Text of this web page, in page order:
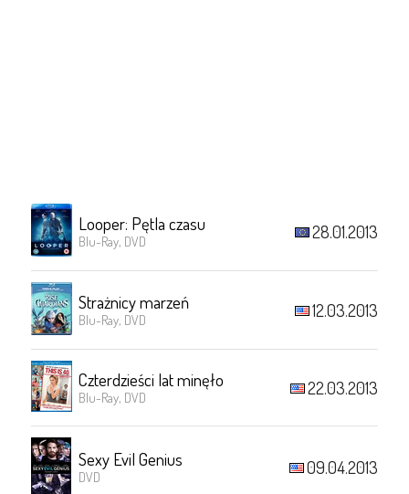
Looper: Pętla czasu
Blu-Ray, DVD 28.01.2013
Strażnicy marzeń
Blu-Ray, DVD 12.03.2013
Czterdzieści lat minęło
Blu-Ray, DVD 22.03.2013
Sexy Evil Genius
DVD 09.04.2013